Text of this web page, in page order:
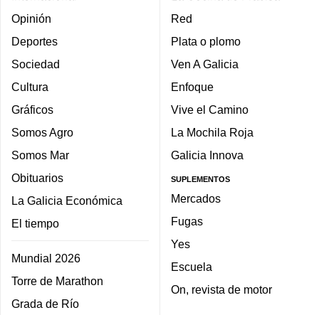
Opinión
Deportes
Sociedad
Cultura
Gráficos
Somos Agro
Somos Mar
Obituarios
La Galicia Económica
El tiempo
Mundial 2026
Torre de Marathon
Grada de Río
Red
Plata o plomo
Ven A Galicia
Enfoque
Vive el Camino
La Mochila Roja
Galicia Innova
SUPLEMENTOS
Mercados
Fugas
Yes
Escuela
On, revista de motor